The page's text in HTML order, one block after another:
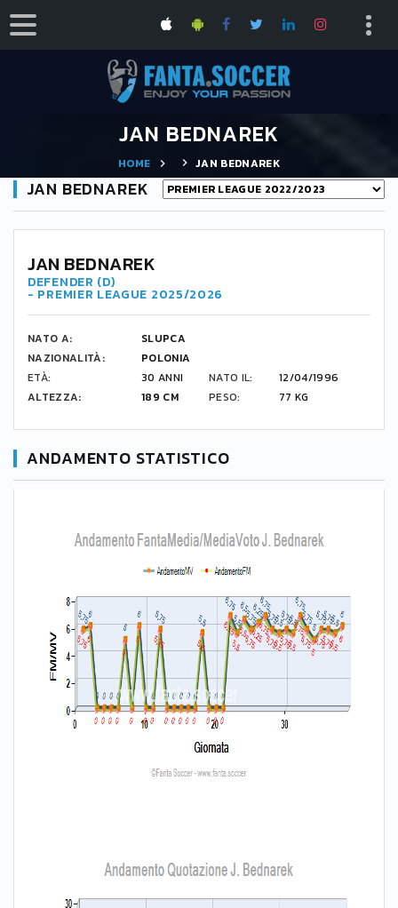
JAN BEDNAREK
HOME JAN BEDNAREK
JAN BEDNAREK
JAN BEDNAREK
DEFENDER (D)
- PREMIER LEAGUE 2025/2026
NATO A:
SLUPCA
NAZIONALITÀ:
POLONIA
ETÀ:
30 ANNI NATO IL:
12/04/1996
ALTEZZA:
189 CM PESO: 77 KG
ANDAMENTO STATISTICO